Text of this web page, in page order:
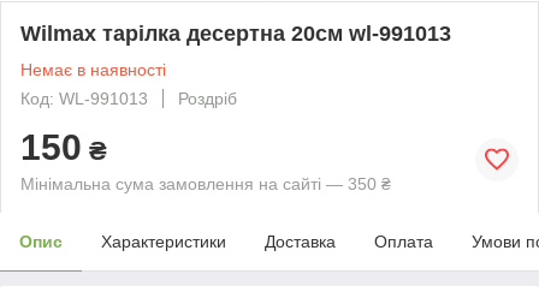
Wilmax тарілка десертна 20см wl-991013
Немає в наявності
Код: WL-991013
Роздріб
150 ₴
Мінімальна сума замовлення на сайті — 350 ₴
Опис Характеристики Доставка Оплата Умови